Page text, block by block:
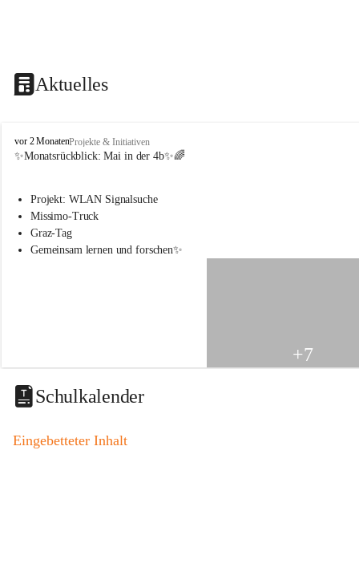
Aktuelles
V
o
s
s
c
i
t
a
o
vor 2 MonatenProjekte & Initiativen
✨Monatsrückblick: Mai in der 4b✨🌈
Projekt: WLAN Signalsuche
Missimo-Truck
Graz-Tag
Gemeinsam lernen und forschen✨
+7
Schulkalender
Eingebetteter Inhalt